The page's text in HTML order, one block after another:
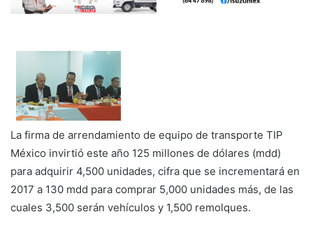
La firma de arrendamiento de equipo de transporte TIP
México invirtió este año 125 millones de dólares (mdd)
para adquirir 4,500 unidades, cifra que se incrementará en
2017 a 130 mdd para comprar 5,000 unidades más, de las
cuales 3,500 serán vehículos y 1,500 remolques.